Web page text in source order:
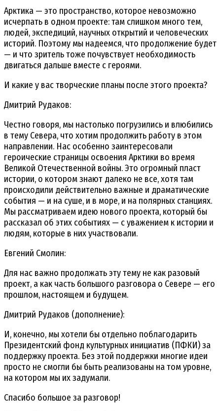
Арктика — это пространство, которое невозможно
исчерпать в одном проекте: там слишком много тем,
людей, экспедиций, научных открытий и человеческих
историй. Поэтому мы надеемся, что продолжение будет
— и что зритель тоже почувствует необходимость
двигаться дальше вместе с героями.
И какие у вас творческие планы после этого проекта?
Дмитрий Рудаков:
Честно говоря, мы настолько погрузились и влюбились
в тему Севера, что хотим продолжить работу в этом
направлении. Нас особенно заинтересовали
героические страницы освоения Арктики во время
Великой Отечественной войны. Это огромный пласт
истории, о котором знают далеко не все, хотя там
происходили действительно важные и драматические
события — и на суше, и в море, и на полярных станциях.
Мы рассматриваем идею нового проекта, который бы
рассказал об этих событиях — с уважением к истории и
людям, которые в них участвовали.
Евгений Смолин:
Для нас важно продолжать эту тему не как разовый
проект, а как часть большого разговора о Севере — его
прошлом, настоящем и будущем.
Дмитрий Рудаков (дополнение):
И, конечно, мы хотели бы отдельно поблагодарить
Президентский фонд культурных инициатив (ПФКИ) за
поддержку проекта. Без этой поддержки многие идеи
просто не смогли бы быть реализованы на том уровне,
на котором мы их задумали.
Спасибо большое за разговор!